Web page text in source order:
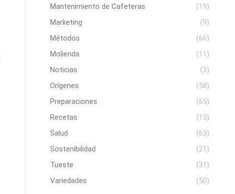
Mantenimiento de Cafeteras
(19)
Marketing
(9)
Métodos
(66)
Molienda
(11)
Noticias
(3)
Orígenes
(58)
Preparaciones
(65)
Recetas
(15)
Salud
(63)
Sostenibilidad
(21)
Tueste
(31)
Variedades
(50)